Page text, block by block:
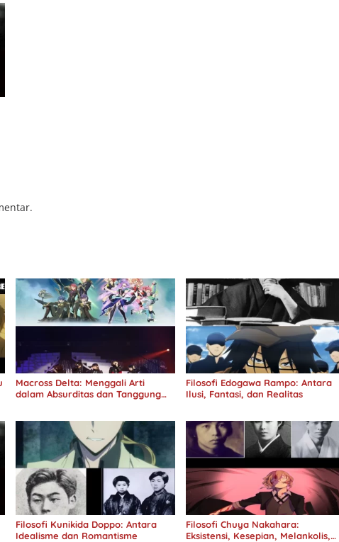
Macross Delta: Menggali Arti
dalam Absurditas dan Tanggung
Filosofi Edogawa Rampo: Antara
Ilusi, Fantasi, dan Realitas
Filosofi Kunikida Doppo: Antara
Idealisme dan Romantisme
Filosofi Chuya Nakahara:
Eksistensi, Kesepian, Melankolis,